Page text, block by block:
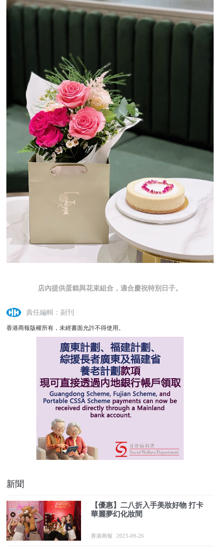
店內提供蛋糕與花束組合，適合慶祝特別日子。
責任編輯：副刊
香港商報版權所有，未經書面允許不得使用。
新聞
【優惠】二八折入手美妝好物 打卡
華麗夢幻化妝間
香港商報 2023-09-26